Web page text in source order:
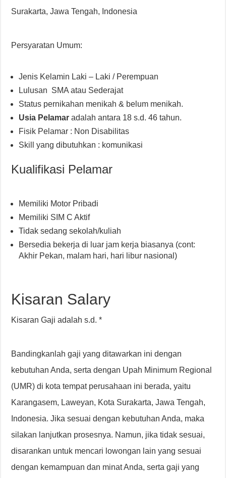
Surakarta, Jawa Tengah, Indonesia
Persyaratan Umum:
Jenis Kelamin Laki – Laki / Perempuan
Lulusan SMA atau Sederajat
Status pernikahan menikah & belum menikah.
Usia Pelamaradalah antara 18 s.d. 46 tahun.
Fisik Pelamar : Non Disabilitas
Skill yang dibutuhkan : komunikasi
Kualifikasi Pelamar
Memiliki Motor Pribadi
Memiliki SIM C Aktif
Tidak sedang sekolah/kuliah
Bersedia bekerja di luar jam kerja biasanya (cont:
Akhir Pekan, malam hari, hari libur nasional)
Kisaran Salary
Kisaran Gaji adalah s.d. *
Bandingkanlah gaji yang ditawarkan ini dengan
kebutuhan Anda, serta dengan Upah Minimum Regional
(UMR) di kota tempat perusahaan ini berada, yaitu
Karangasem, Laweyan, Kota Surakarta, Jawa Tengah,
Indonesia. Jika sesuai dengan kebutuhan Anda, maka
silakan lanjutkan prosesnya. Namun, jika tidak sesuai,
disarankan untuk mencari lowongan lain yang sesuai
dengan kemampuan dan minat Anda, serta gaji yang